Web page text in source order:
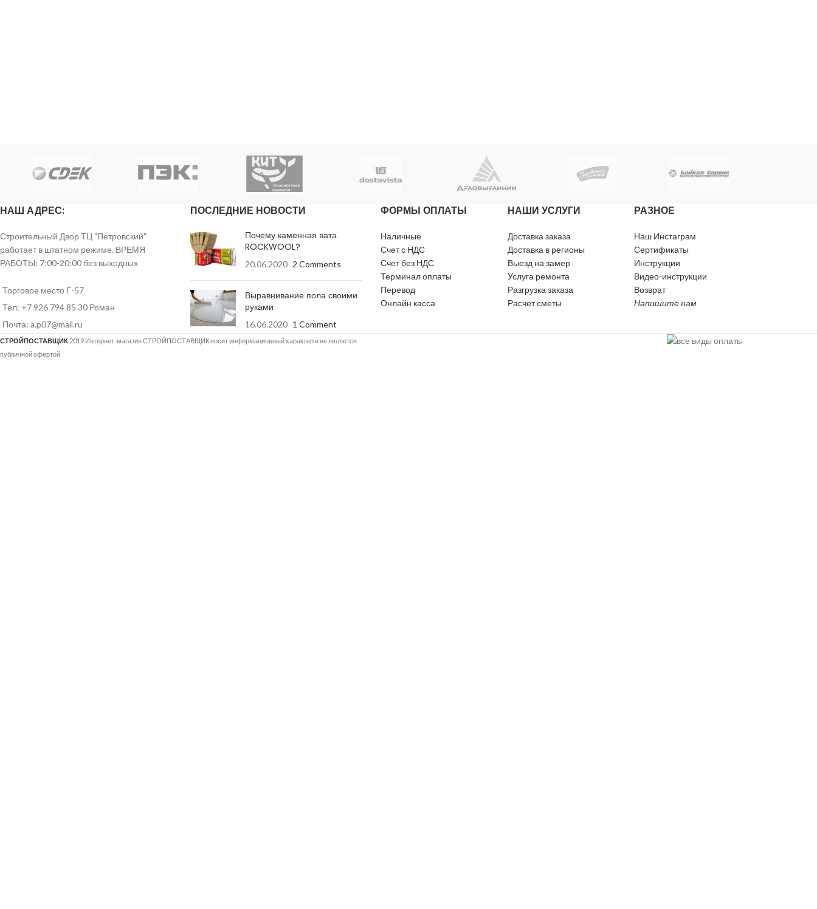
НАШ АДРЕС:
Строительный Двор ТЦ "Петровский"
работает в штатном режиме. ВРЕМЯ
РАБОТЫ: 7:00-20:00 без выходных
Торговое место Г-57
Тел: +7 926 794 85 30 Роман
Почта: a.p07@mail.ru
ПОСЛЕДНИЕ НОВОСТИ
Почему каменная вата
ROCKWOOL?
20.06.2020 2 Comments
Выравнивание пола своими
руками
16.06.2020 1 Comment
ФОРМЫ ОПЛАТЫ
Наличные
Счет с НДС
Счет без НДС
Терминал оплаты
Перевод
Онлайн касса
НАШИ УСЛУГИ
Доставка заказа
Доставка в регионы
Выезд на замер
Услуга ремонта
Разгрузка заказа
Расчет сметы
РАЗНОЕ
Наш Инстаграм
Сертификаты
Инструкции
Видео-инструкции
Возврат
Напишите нам
СТРОЙПОСТАВЩИК 2019 Интернет-магазин СТРОЙПОСТАВЩИК носит информационный характер и не является
публичной офертой.